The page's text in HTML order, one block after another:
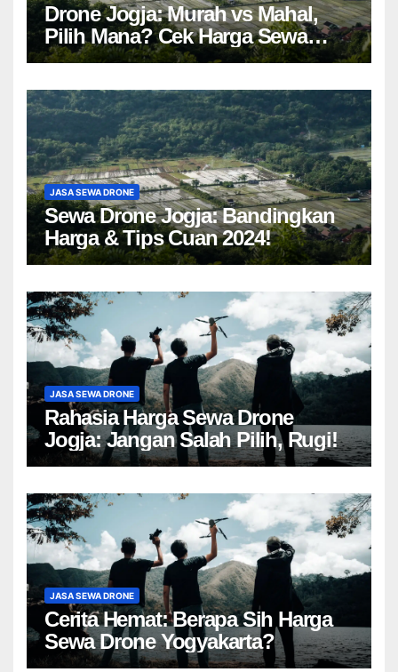
Drone Jogja: Murah vs Mahal,
Pilih Mana? Cek Harga Sewa
Drone Yogyakarta!
JASA SEWA DRONE
Sewa Drone Jogja: Bandingkan
Harga & Tips Cuan 2024!
JASA SEWA DRONE
Rahasia Harga Sewa Drone
Jogja: Jangan Salah Pilih, Rugi!
JASA SEWA DRONE
Cerita Hemat: Berapa Sih Harga
Sewa Drone Yogyakarta?